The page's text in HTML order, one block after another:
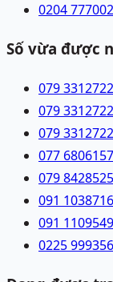
0204
Số vừa được
079 3312722
079 3312722
079 3312722
077 6806157
079 8428525
091 1038716
091 1109549
0225